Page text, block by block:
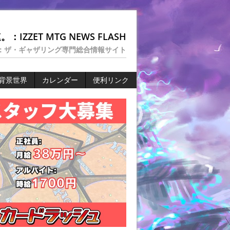
：IZZET MTG NEWS FLASH
ザ・ギャザリング専門総合情報サイト
景世界 カレンダー 便利リンク